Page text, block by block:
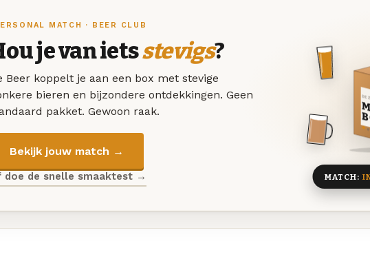
MATCH · BEER CLUB
je van ietsstevigs?
Beer koppelt je aan een box met stevige
bieren en bijzondere ontdekkingen. Geen
pakket. Gewoon raak.
Bekijk jouw match →
doe de snelle smaaktest →
8
MATCH: